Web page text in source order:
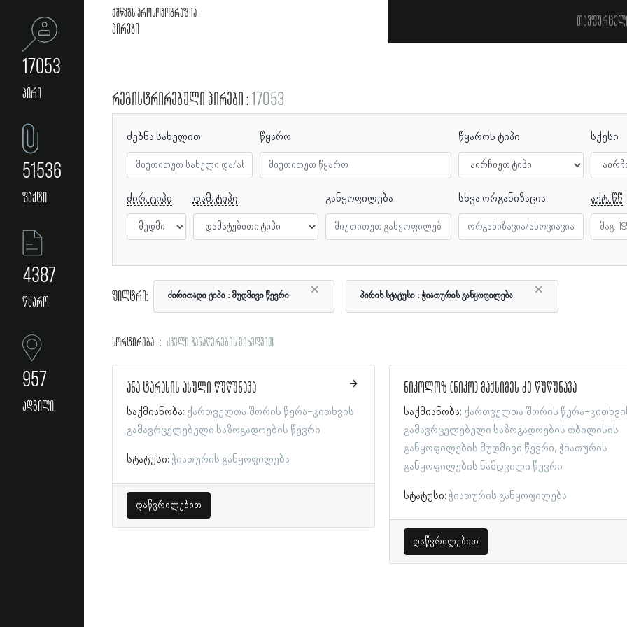
17053
პირი
51536
ფაქტი
4387
წყარო
957
ადგილი
ქშწკგს პროსოპოგრაფია
პირები
რეგისტრირებული პირები 17053
ძებნა სახელით წყარო წყაროს ტიპი სქესი
ძირ. ტიპი დამ. ტიპი განყოფილება სხვა ორგანიზაცია აქტ. წწ
ფილტრი: ×
ძირითადი ტიპი მუდმივი წევრი ×
პირის სტატუსი ჭიათურის განყოფილება
სორტირება ძველი ჩანაწერების მიხედვით
ანა ტარასის ასული წუწუნავა
საქმიანობა: ქართველთა შორის წერა-კითხვის
გამავრცელებელი საზოგადოების წევრი
სტატუსი: ჭიათურის განყოფილება
დაწვრილებით
ნიკოლოზ (ნიკო) მაქსიმეს ძე წუწუნავა
საქმიანობა: ქართველთა შორის წერა-
გამავრცელებელი საზოგადოების თბილისის
განყოფილების მუდმივი წევრი ჭიათურის
განყოფილების ნამდვილი წევრი
სტატუსი: ჭიათურის განყოფილება
დაწვრილებით